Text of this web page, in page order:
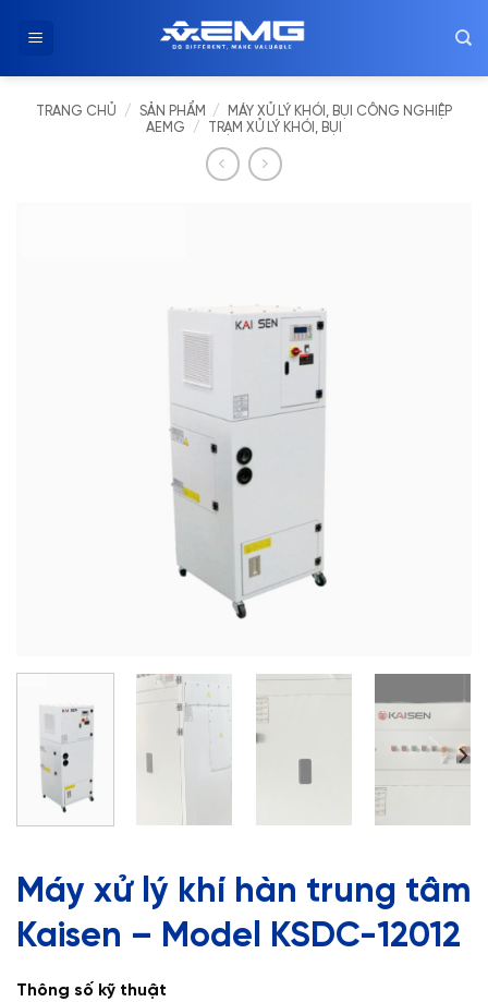
đến
TRANG CHỦ / SẢN PHẨM /
MÁY XỬ LÝ KHÓI, BỤI CÔNG NGHIỆP
AEMG
/ TRẠM XỬ LÝ KHÓI, BỤI
Máy xử lý khí hàn trung tâm
Kaisen – Model KSDC-12012
Thông số kỹ thuật